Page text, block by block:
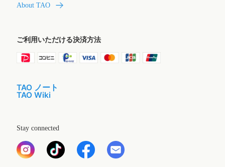
About TAO
ご利用いただける決済方法
TAO ノート
TAO Wiki
Stay connected